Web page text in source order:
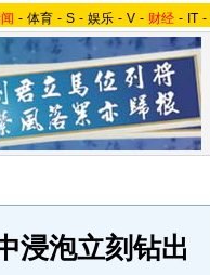
- 体育 - S - 娱乐 - V - 财经 - IT -
浸泡立刻钻出